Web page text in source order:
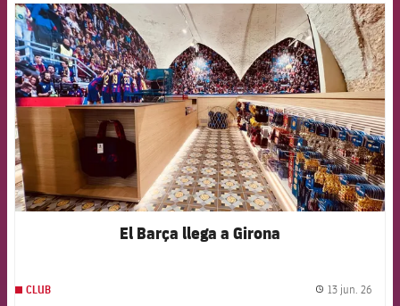
FCB Barcelona badge
El Barça llega a Girona
CLUB 13 jun. 26